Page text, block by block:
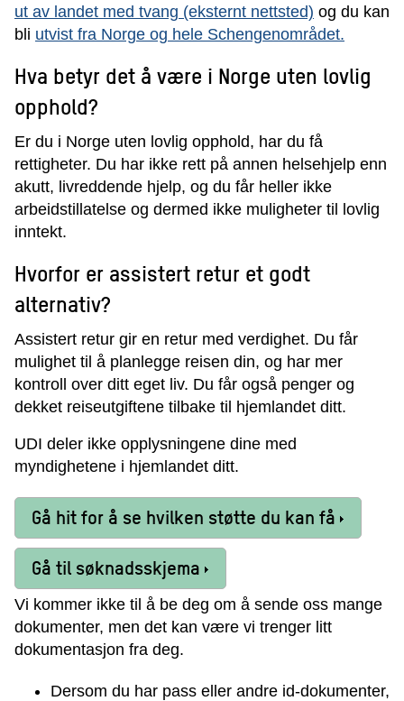
ut av landet med tvang (eksternt nettsted) og du kan
bli utvist fra Norge og hele Schengenområdet.
Hva betyr det å være i Norge uten lovlig
opphold?
Er du i Norge uten lovlig opphold, har du få
rettigheter. Du har ikke rett på annen helsehjelp enn
akutt, livreddende hjelp, og du får heller ikke
arbeidstillatelse og dermed ikke muligheter til lovlig
inntekt.
Hvorfor er assistert retur et godt
alternativ?
Assistert retur gir en retur med verdighet. Du får
mulighet til å planlegge reisen din, og har mer
kontroll over ditt eget liv. Du får også penger og
dekket reiseutgiftene tilbake til hjemlandet ditt.
UDI deler ikke opplysningene dine med
myndighetene i hjemlandet ditt.
Gå hit for å se hvilken støtte du kan få
Gå til søknadsskjema
Vi kommer ikke til å be deg om å sende oss mange
dokumenter, men det kan være vi trenger litt
dokumentasjon fra deg.
Dersom du har pass eller andre id-dokumenter,